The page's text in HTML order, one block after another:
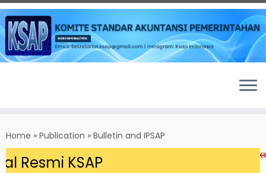
to
content
Home » Publication » Bulletin and IPSAP
KSAP